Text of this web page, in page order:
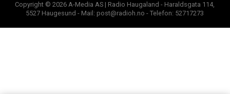
Copyright © 2026 A-Media AS | Radio Haugaland - Haraldsgata 114,
5527 Haugesund - Mail: post@radioh.no - Telefon: 52717273